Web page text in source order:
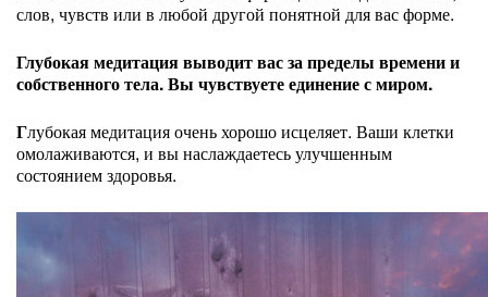
слов, чувств или в любой другой понятной для вас форме.
Глубокая медитация выводит вас за пределы времени и
собственного тела. Вы чувствуете единение с миром.
Глубокая медитация очень хорошо исцеляет. Ваши клетки
омолаживаются, и вы наслаждаетесь улучшенным
состоянием здоровья.